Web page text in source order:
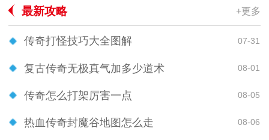
最新攻略 +更多
传奇打怪技巧大全图解 07-31
复古传奇无极真气加多少道术 08-01
传奇怎么打架厉害一点 08-05
热血传奇封魔谷地图怎么走 08-06